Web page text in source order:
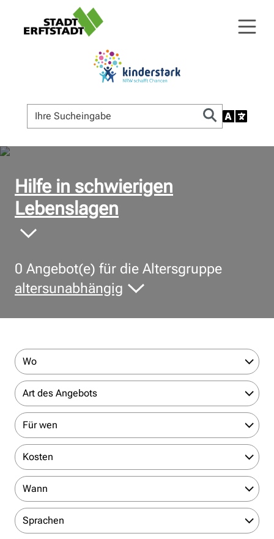
© Bildnachweis
Hilfe in schwierigen
Lebenslagen
0 Angebot(e) für die Altersgruppe
altersunabhängig
Wo
Art des Angebots
Für wen
Kosten
Wann
Sprachen